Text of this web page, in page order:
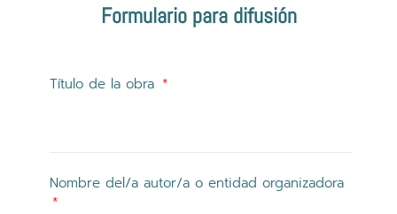
Formulario para difusión
Título de la obra
Nombre del/a autor/a o entidad organizadora